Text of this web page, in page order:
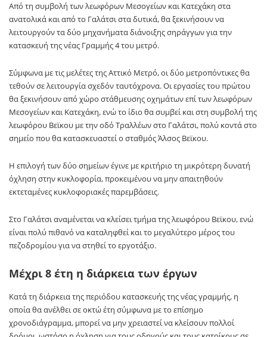
Από τη συμβολή των λεωφόρων Μεσογείων και Κατεχάκη στα
ανατολικά και από το Γαλάτσι στα δυτικά, θα ξεκινήσουν να
λειτουργούν τα δύο μηχανήματα διάνοιξης σηράγγων για την
κατασκευή της νέας Γραμμής 4 του μετρό.
Σύμφωνα με τις μελέτες της Αττικό Μετρό, οι δύο μετροπόντικες θα
τεθούν σε λειτουργία σχεδόν ταυτόχρονα. Οι εργασίες του πρώτου
θα ξεκινήσουν από χώρο στάθμευσης οχημάτων επί των λεωφόρων
Μεσογείων και Κατεχάκη, ενώ το ίδιο θα συμβεί και στη συμβολή της
λεωφόρου Βεϊκου με την οδό Τραλλέων στο Γαλάτσι, πολύ κοντά στο
σημείο που θα κατασκευαστεί ο σταθμός Άλσος Βεϊκου.
Η επιλογή των δύο σημείων έγινε με κριτήριο τη μικρότερη δυνατή
όχληση στην κυκλοφορία, προκειμένου να μην απαιτηθούν
εκτεταμένες κυκλοφοριακές παρεμβάσεις.
Στο Γαλάτσι αναμένεται να κλείσει τμήμα της λεωφόρου Βεϊκου, ενώ
είναι πολύ πιθανό να καταληφθεί και το μεγαλύτερο μέρος του
πεζοδρομίου για να στηθεί το εργοτάξιο.
Μέχρι 8 έτη η διάρκεια των έργων
Κατά τη διάρκεια της περιόδου κατασκευής της νέας γραμμής, η
οποία θα ανέλθει σε οκτώ έτη σύμφωνα με το επίσημο
χρονοδιάγραμμα, μπορεί να μην χρειαστεί να κλείσουν πολλοί